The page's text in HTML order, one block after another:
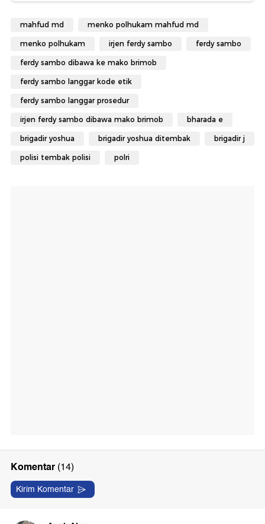
mahfud md menko polhukam mahfud md
menko polhukam irjen ferdy sambo ferdy sambo
ferdy sambo dibawa ke mako brimob
ferdy sambo langgar kode etik
ferdy sambo langgar prosedur
irjen ferdy sambo dibawa mako brimob bharada e
brigadir yoshua brigadir yoshua ditembak brigadir j
polisi tembak polisi polri